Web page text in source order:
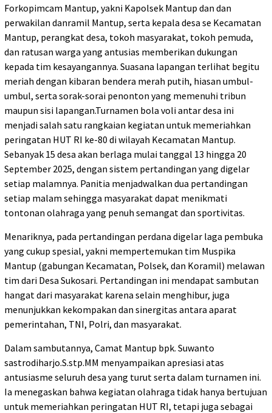
Forkopimcam Mantup, yakni Kapolsek Mantup dan dan
perwakilan danramil Mantup, serta kepala desa se Kecamatan
Mantup, perangkat desa, tokoh masyarakat, tokoh pemuda,
dan ratusan warga yang antusias memberikan dukungan
kepada tim kesayangannya. Suasana lapangan terlihat begitu
meriah dengan kibaran bendera merah putih, hiasan umbul-
umbul, serta sorak-sorai penonton yang memenuhi tribun
maupun sisi lapangan.Turnamen bola voli antar desa ini
menjadi salah satu rangkaian kegiatan untuk memeriahkan
peringatan HUT RI ke-80 di wilayah Kecamatan Mantup.
Sebanyak 15 desa akan berlaga mulai tanggal 13 hingga 20
September 2025, dengan sistem pertandingan yang digelar
setiap malamnya. Panitia menjadwalkan dua pertandingan
setiap malam sehingga masyarakat dapat menikmati
tontonan olahraga yang penuh semangat dan sportivitas.
Menariknya, pada pertandingan perdana digelar laga pembuka
yang cukup spesial, yakni mempertemukan tim Muspika
Mantup (gabungan Kecamatan, Polsek, dan Koramil) melawan
tim dari Desa Sukosari. Pertandingan ini mendapat sambutan
hangat dari masyarakat karena selain menghibur, juga
menunjukkan kekompakan dan sinergitas antara aparat
pemerintahan, TNI, Polri, dan masyarakat.
Dalam sambutannya, Camat Mantup bpk. Suwanto
sastrodiharjo.S.stp.MM menyampaikan apresiasi atas
antusiasme seluruh desa yang turut serta dalam turnamen ini.
Ia menegaskan bahwa kegiatan olahraga tidak hanya bertujuan
untuk memeriahkan peringatan HUT RI, tetapi juga sebagai